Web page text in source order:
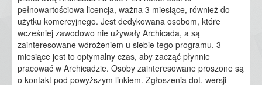
pełnowartościowa licencja, ważna 3 miesiące, również do
użytku komercyjnego. Jest dedykowana osobom, które
wcześniej zawodowo nie używały Archicada, a są
zainteresowane wdrożeniem u siebie tego programu. 3
miesiące jest to optymalny czas, aby zacząć płynnie
pracować w Archicadzie. Osoby zainteresowane proszone są
o kontakt pod powyższym linkiem. Zgłoszenia dot. wersji